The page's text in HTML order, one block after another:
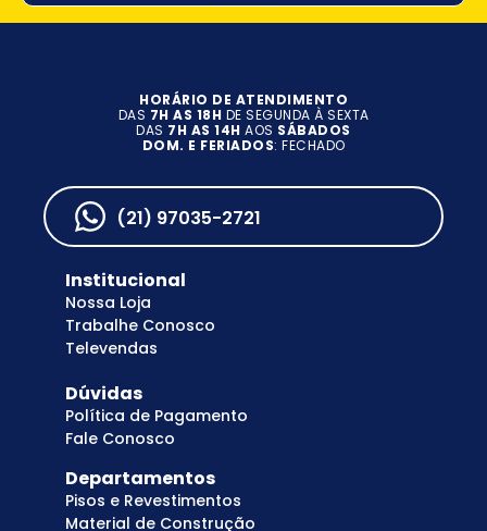
HORÁRIO DE ATENDIMENTO
DAS 7H AS 18H DE SEGUNDA À SEXTA
DAS 7H AS 14H AOS SÁBADOS
DOM. E FERIADOS: FECHADO
(21) 97035-2721
Institucional
Nossa Loja
Trabalhe Conosco
Televendas
Dúvidas
Política de Pagamento
Fale Conosco
Departamentos
Pisos e Revestimentos
Material de Construção